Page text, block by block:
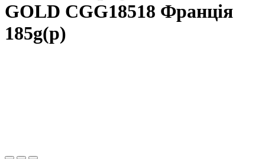
GOLD CGG18518 Франція
185g(р)